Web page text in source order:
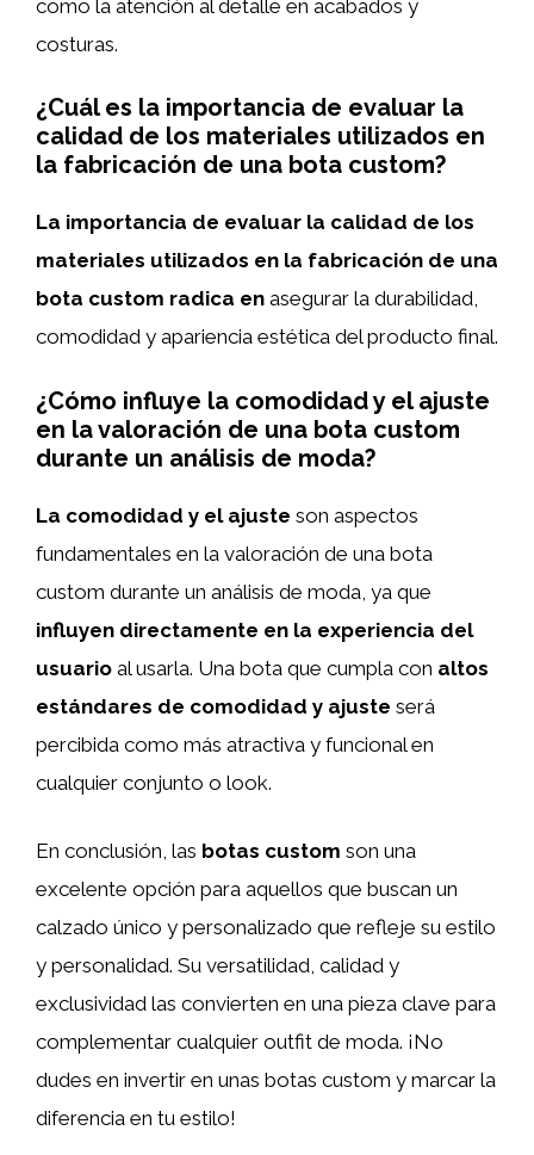
como la atención al detalle en acabados y
costuras.
¿Cuál es la importancia de evaluar la
calidad de los materiales utilizados en
la fabricación de una bota custom?
La importancia de evaluar la calidad de los
materiales utilizados en la fabricación de una
bota custom radica en asegurar la durabilidad,
comodidad y apariencia estética del producto final.
¿Cómo influye la comodidad y el ajuste
en la valoración de una bota custom
durante un análisis de moda?
La comodidad y el ajuste son aspectos
fundamentales en la valoración de una bota
custom durante un análisis de moda, ya que
influyen directamente en la experiencia del
usuario al usarla. Una bota que cumpla con altos
estándares de comodidad y ajuste será
percibida como más atractiva y funcional en
cualquier conjunto o look.
En conclusión, las botas custom son una
excelente opción para aquellos que buscan un
calzado único y personalizado que refleje su estilo
y personalidad. Su versatilidad, calidad y
exclusividad las convierten en una pieza clave para
complementar cualquier outfit de moda. ¡No
dudes en invertir en unas botas custom y marcar la
diferencia en tu estilo!